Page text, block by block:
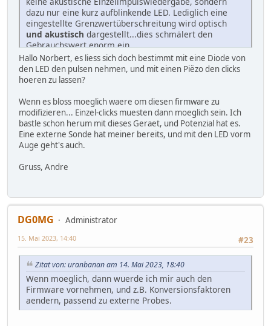
dazu nur eine kurz aufblinkende LED. Lediglich eine
eingestellte Grenzwertüberschreitung wird optisch
und akustisch dargestellt...dies schmälert den
Gebrauchswert enorm ein.
"Nettes" Gerätchen, was man aberso nicht unbedingt
braucht! Schade um das Geld.
Hallo Norbert, es liess sich doch bestimmt mit eine Diode von
den LED den pulsen nehmen, und mit einen Piëzo den clicks
hoeren zu lassen?
Wenn es bloss moeglich waere om diesen firmware zu
modifizieren... Einzel-clicks muesten dann moeglich sein. Ich
bastle schon herum mit dieses Geraet, und Potenzial hat es.
Eine externe Sonde hat meiner bereits, und mit den LED vorm
Auge geht's auch.
Gruss, Andre
DG0MG
Administrator
#23
15. Mai 2023, 14:40
Zitat von: uranbanan am 14. Mai 2023, 18:40
Wenn moeglich, dann wuerde ich mir auch den
Firmware vornehmen, und z.B. Konversionsfaktoren
aendern, passend zu externe Probes.